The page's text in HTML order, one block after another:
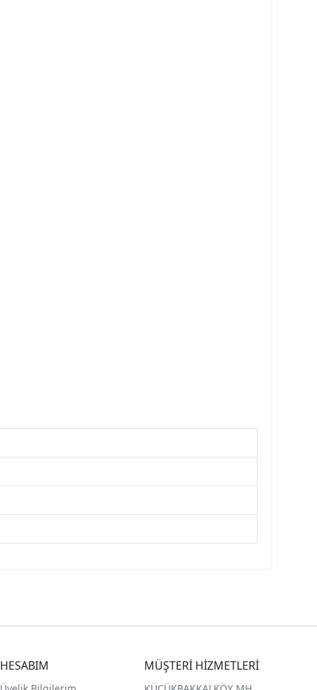
HESABIM MÜŞTERİ HİZMETLERİ